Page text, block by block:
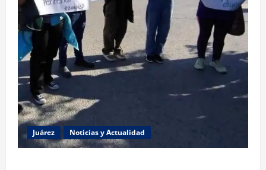
Juárez Noticias y Actualidad